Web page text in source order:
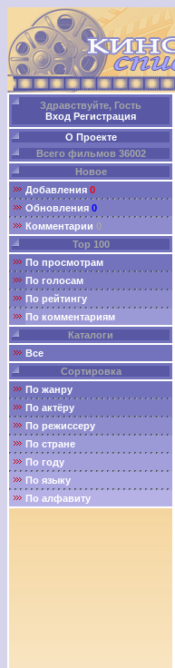
Здравствуйте, Гость
Вход Регистрация
О Проекте
Всего фильмов 36002
Новое
Добавления 0
Обновления 0
Комментарии 0
Top 100
По просмотрам
По голосам
По рейтингу
По комментариям
Каталоги
Все
Сортировка
По жанру
По актёру
По режиссеру
По стране
По году
По языку
По алфавиту